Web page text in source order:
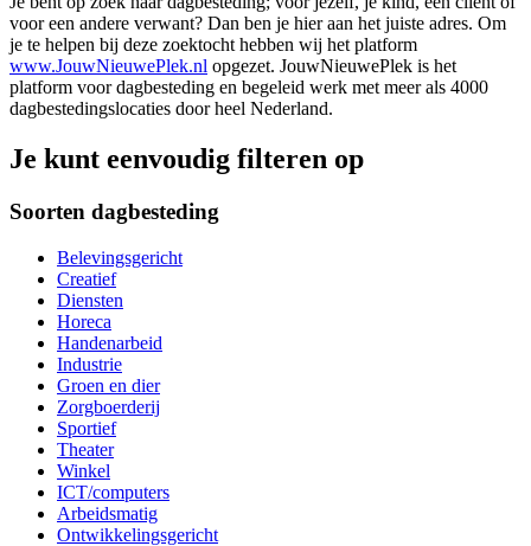
voor een andere verwant? Dan ben je hier aan het juiste adres. Om
je te helpen bij deze zoektocht hebben wij het platform
www.JouwNieuwePlek.nl opgezet. JouwNieuwePlek is het
platform voor dagbesteding en begeleid werk met meer als 4000
dagbestedingslocaties door heel Nederland.
Je kunt eenvoudig filteren op
Soorten dagbesteding
Belevingsgericht
Creatief
Diensten
Horeca
Handenarbeid
Industrie
Groen en dier
Zorgboerderij
Sportief
Theater
Winkel
ICT/computers
Arbeidsmatig
Ontwikkelingsgericht